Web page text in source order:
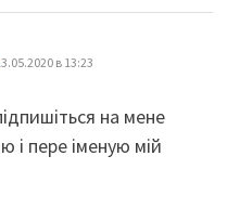
в 13:23
на мене
і пере іменую мій